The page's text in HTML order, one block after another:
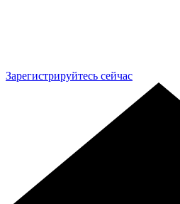
Зарегистрируйтесь сейчас